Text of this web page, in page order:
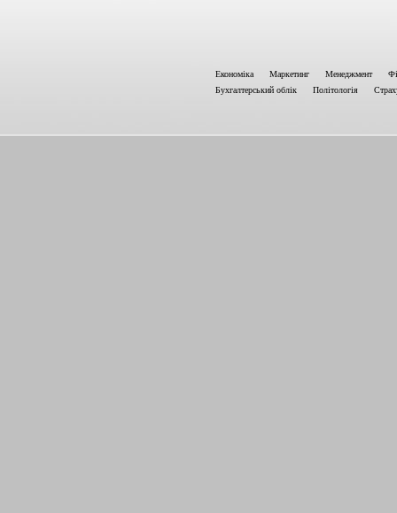
Економіка Маркетинг Менеджмент
Бухгалтерський облік
Політологія